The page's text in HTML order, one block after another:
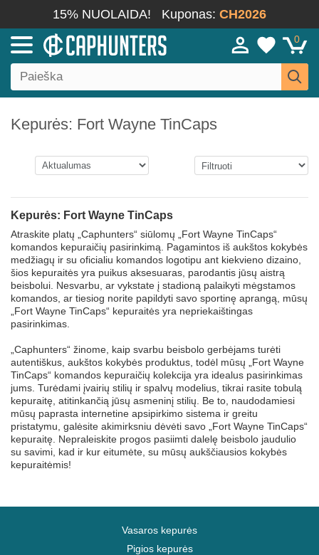
15% NUOLAIDA! Kuponas: CH2026
0
Kepurės: Fort Wayne TinCaps
Kepurės: Fort Wayne TinCaps
Atraskite platų „Caphunters“ siūlomų „Fort Wayne TinCaps“
komandos kepuraičių pasirinkimą. Pagamintos iš aukštos kokybės
medžiagų ir su oficialiu komandos logotipu ant kiekvieno dizaino,
šios kepuraitės yra puikus aksesuaras, parodantis jūsų aistrą
beisbolui. Nesvarbu, ar vykstate į stadioną palaikyti mėgstamos
komandos, ar tiesiog norite papildyti savo sportinę aprangą, mūsų
„Fort Wayne TinCaps“ kepuraitės yra nepriekaištingas
pasirinkimas.
„Caphunters“ žinome, kaip svarbu beisbolo gerbėjams turėti
autentiškus, aukštos kokybės produktus, todėl mūsų „Fort Wayne
TinCaps“ komandos kepuraičių kolekcija yra idealus pasirinkimas
jums. Turėdami įvairių stilių ir spalvų modelius, tikrai rasite tobulą
kepuraitę, atitinkančią jūsų asmeninį stilių. Be to, naudodamiesi
mūsų paprasta internetine apsipirkimo sistema ir greitu
pristatymu, galėsite akimirksniu dėvėti savo „Fort Wayne TinCaps“
kepuraitę. Nepraleiskite progos pasiimti dalelę beisbolo jaudulio
su savimi, kad ir kur eitumėte, su mūsų aukščiausios kokybės
kepuraitėmis!
Vasaros kepurės
Pigios kepurės